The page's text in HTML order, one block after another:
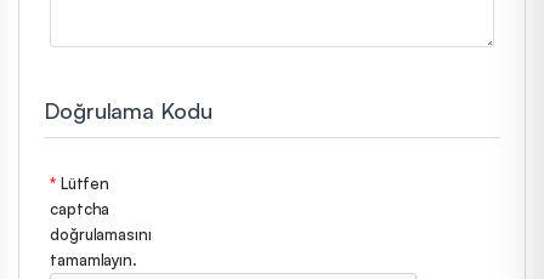
Doğrulama Kodu
Lütfen
captcha
doğrulamasını
tamamlayın.